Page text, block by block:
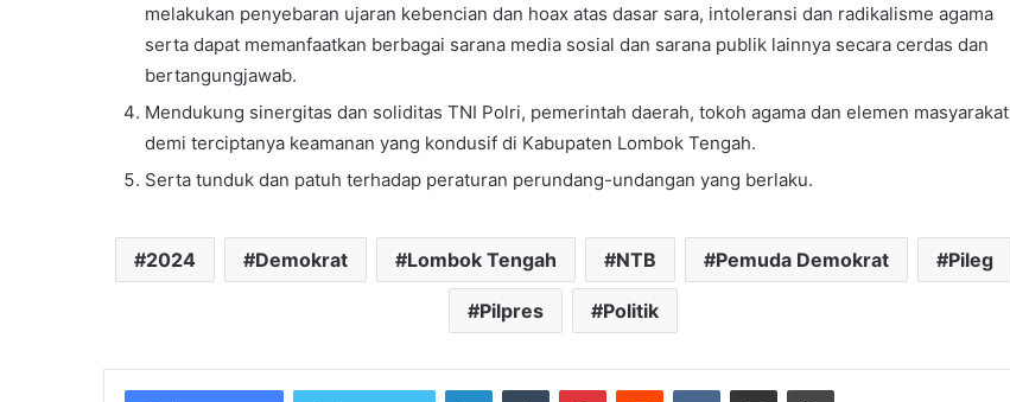
melakukan penyebaran ujaran kebencian dan hoax atas dasar sara, intoleransi dan radikalisme agama
serta dapat memanfaatkan berbagai sarana media sosial dan sarana publik lainnya secara cerdas dan
bertangungjawab.
Mendukung sinergitas dan soliditas TNI Polri, pemerintah daerah, tokoh agama dan elemen masyarakat
demi terciptanya keamanan yang kondusif di Kabupaten Lombok Tengah.
Serta tunduk dan patuh terhadap peraturan perundang-undangan yang berlaku.
2024 Demokrat Lombok Tengah NTB Pemuda Demokrat Pileg
Pilpres Politik
LinkedInTumblr PinterestReddit VKontakteShare via Email Print